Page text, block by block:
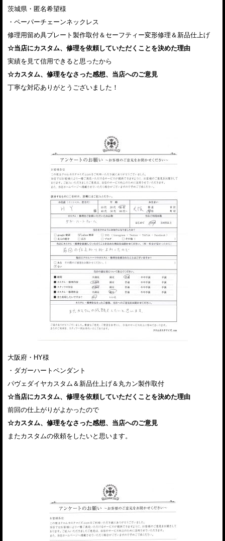
茨城県・匿名希望様
・ペーパーチェーンネックレス
修理用留め具プレート製作取付＆セーフティー変形修理＆新品仕上げ
☆当店にカスタム、修理を依頼していただくことを決めた理由
実績を見て信用できると思ったから
☆カスタム、修理をなさった感想、当店へのご意見
丁寧な対応ありがとうございました！
大阪府・HY様
・ダガーハートペンダント
パヴェダイヤカスタム＆新品仕上げ＆丸カン製作取付
☆当店にカスタム、修理を依頼していただくことを決めた理由
前回の仕上がりがよかったので
☆カスタム、修理をなさった感想、当店へのご意見
またカスタムの依頼をしたいと思います。